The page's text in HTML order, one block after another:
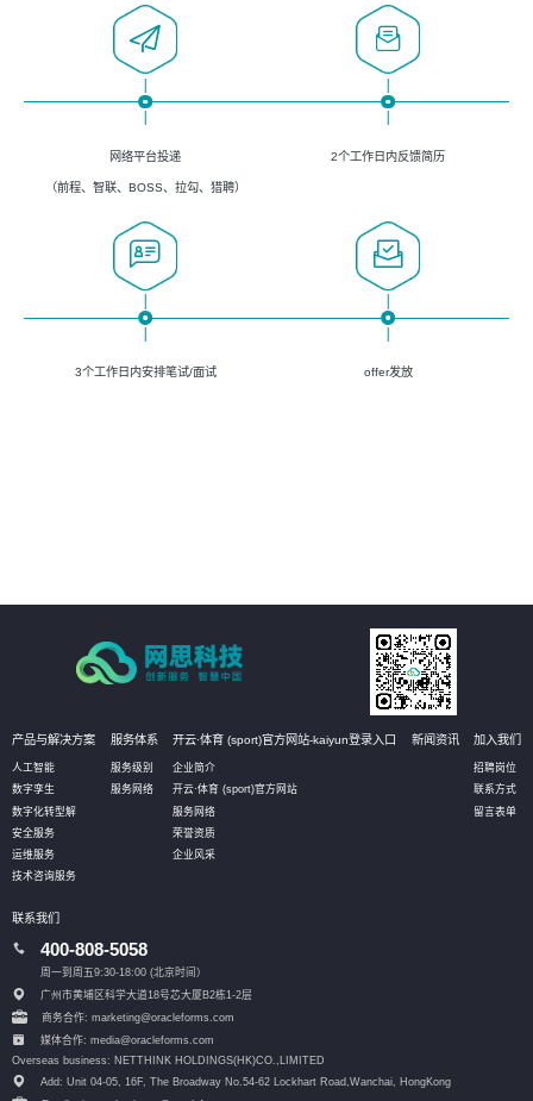
网络平台投递
（前程、智联、BOSS、拉勾、猎聘）
2个工作日内反馈简历
3个工作日内安排笔试/面试 offer发放
产品与解决方案
人工智能
数字孪生
数字化转型解
安全服务
运维服务
技术咨询服务
服务体系
服务级别
服务网络
开云·体育 (sport)官方网站-kaiyun登录入口
企业简介
开云·体育 (sport)官方网站
服务网络
荣誉资质
企业风采
新闻资讯 加入我们
招聘岗位
联系方式
留言表单
联系我们
400-808-5058
周一到周五9:30-18:00 (北京时间）
广州市黄埔区科学大道18号芯大厦B2栋1-2层
商务合作: marketing@oracleforms.com
媒体合作: media@oracleforms.com
Overseas business: NETTHINK HOLDINGS(HK)CO.,LIMITED
Add: Unit 04-05, 16F, The Broadway No.54-62 Lockhart Road, Wanchai, HongKong